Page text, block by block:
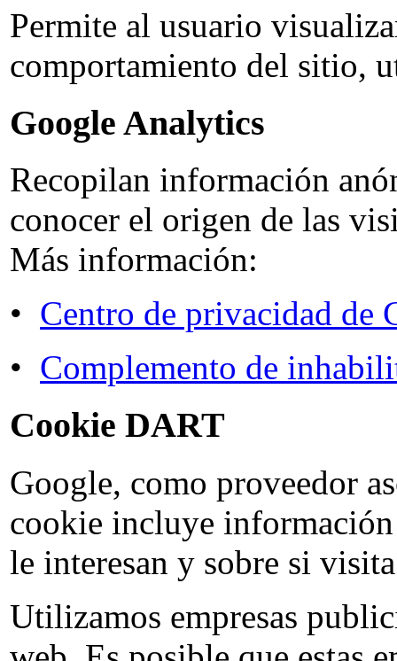
Permite al usuario
comportamiento del sitio,
Google Analytics
Recopilan información
conocer el origen de las
Más información:
• Centro de privacidad de
• Complemento de
Cookie DART
Google, como proveedor
cookie incluye información
le interesan y sobre si
Utilizamos empresas